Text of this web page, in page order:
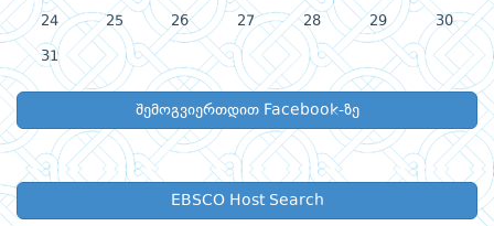
24 25 26 27 28 29 30
31
შემოგვიერთდით Facebook-ზე
EBSCO Host Search